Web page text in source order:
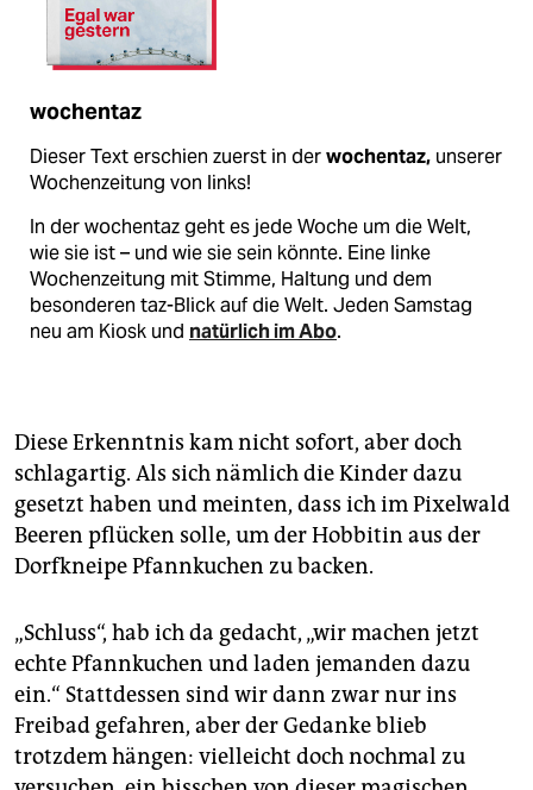
wochentaz
Dieser Text erschien zuerst in derwochentaz, unserer
Wochenzeitung von links!
In der wochentaz geht es jede Woche um die Welt,
wie sie ist – und wie sie sein könnte. Eine linke
Wochenzeitung mit Stimme, Haltung und dem
besonderen taz-Blick auf die Welt. Jeden Samstag
neu am Kiosk und natürlich im Abo.
Diese Erkenntnis kam nicht sofort, aber doch
schlagartig. Als sich nämlich die Kinder dazu
gesetzt haben und meinten, dass ich im Pixelwald
Beeren pflücken solle, um der Hobbitin aus der
Dorfkneipe Pfannkuchen zu backen.
„Schluss“, hab ich da gedacht, „wir machen jetzt
echte Pfannkuchen und laden jemanden dazu
ein.“ Stattdessen sind wir dann zwar nur ins
Freibad gefahren, aber der Gedanke blieb
trotzdem hängen: vielleicht doch nochmal zu